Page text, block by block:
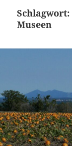
Schlagwort:
Museen